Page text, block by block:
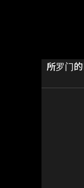
所罗门